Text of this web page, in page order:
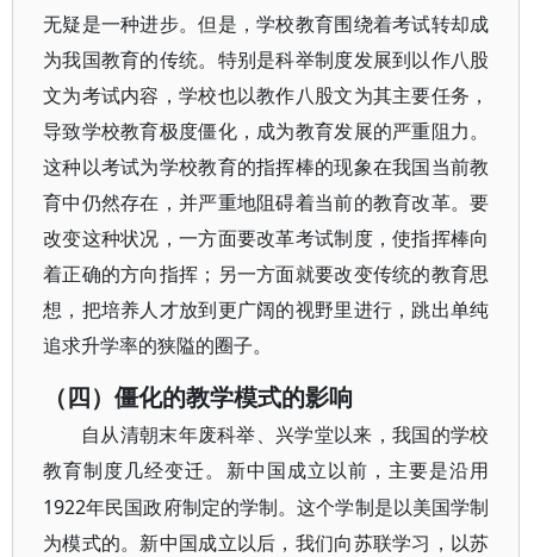
无疑是一种进步。但是，学校教育围绕着考试转却成
为我国教育的传统。特别是科举制度发展到以作八股
文为考试内容，学校也以教作八股文为其主要任务，
导致学校教育极度僵化，成为教育发展的严重阻力。
这种以考试为学校教育的指挥棒的现象在我国当前教
育中仍然存在，并严重地阻碍着当前的教育改革。要
改变这种状况，一方面要改革考试制度，使指挥棒向
着正确的方向指挥；另一方面就要改变传统的教育思
想，把培养人才放到更广阔的视野里进行，跳出单纯
追求升学率的狭隘的圈子。
（四）僵化的教学模式的影响
自从清朝末年废科举、兴学堂以来，我国的学校
教育制度几经变迁。新中国成立以前，主要是沿用
1922年民国政府制定的学制。这个学制是以美国学制
为模式的。新中国成立以后，我们向苏联学习，以苏